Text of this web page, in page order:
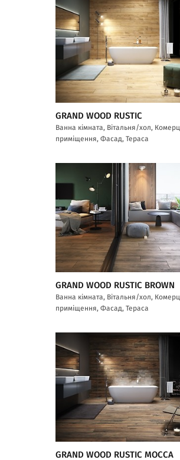
GRAND WOOD RUSTIC
Ванна кімната, Вітальня/хол,
приміщення, Фасад, Тераса
GRAND WOOD RUSTIC BROWN
Ванна кімната, Вітальня/хол,
приміщення, Фасад, Тераса
GRAND WOOD RUSTIC MOCCA